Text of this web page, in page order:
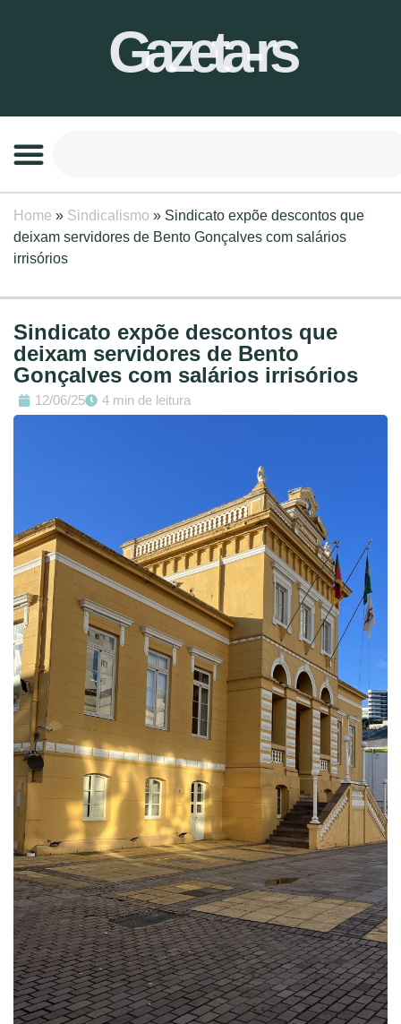
Gazeta-rs
Home » Sindicalismo » Sindicato expõe descontos que
deixam servidores de Bento Gonçalves com salários
irrisórios
Sindicato expõe descontos que
deixam servidores de Bento
Gonçalves com salários irrisórios
12/06/25 4 min de leitura